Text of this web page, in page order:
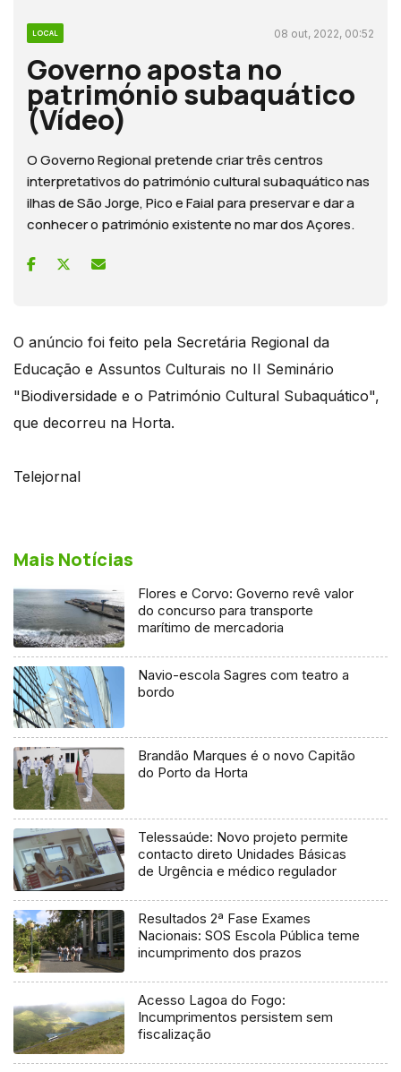
LOCAL 08 out, 2022, 00:52
Governo aposta no
património subaquático
(Vídeo)
O Governo Regional pretende criar três centros
interpretativos do património cultural subaquático nas
ilhas de São Jorge, Pico e Faial para preservar e dar a
conhecer o património existente no mar dos Açores.
O anúncio foi feito pela Secretária Regional da
Educação e Assuntos Culturais no II Seminário
"Biodiversidade e o Património Cultural Subaquático",
que decorreu na Horta.
Telejornal
Mais Notícias
Flores e Corvo: Governo revê valor
do concurso para transporte
marítimo de mercadoria
Navio-escola Sagres com teatro a
bordo
Brandão Marques é o novo Capitão
do Porto da Horta
Telessaúde: Novo projeto permite
contacto direto Unidades Básicas
de Urgência e médico regulador
Resultados 2ª Fase Exames
Nacionais: SOS Escola Pública teme
incumprimento dos prazos
Acesso Lagoa do Fogo:
Incumprimentos persistem sem
fiscalização